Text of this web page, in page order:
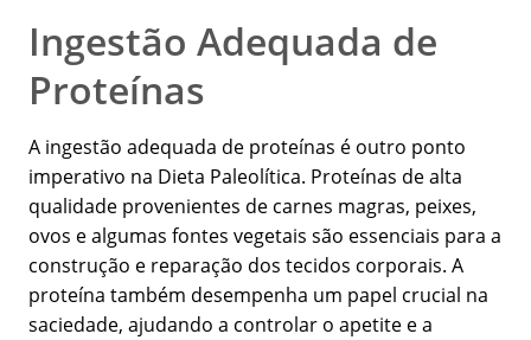
Ingestão Adequada de
Proteínas
A ingestão adequada de proteínas é outro ponto
imperativo na Dieta Paleolítica. Proteínas de alta
qualidade provenientes de carnes magras, peixes,
ovos e algumas fontes vegetais são essenciais para a
construção e reparação dos tecidos corporais. A
proteína também desempenha um papel crucial na
saciedade, ajudando a controlar o apetite e a